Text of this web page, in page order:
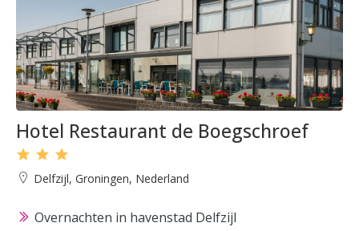
Hotel Restaurant de Boegschroef
Delfzijl, Groningen, Nederland
Overnachten in havenstad Delfzijl